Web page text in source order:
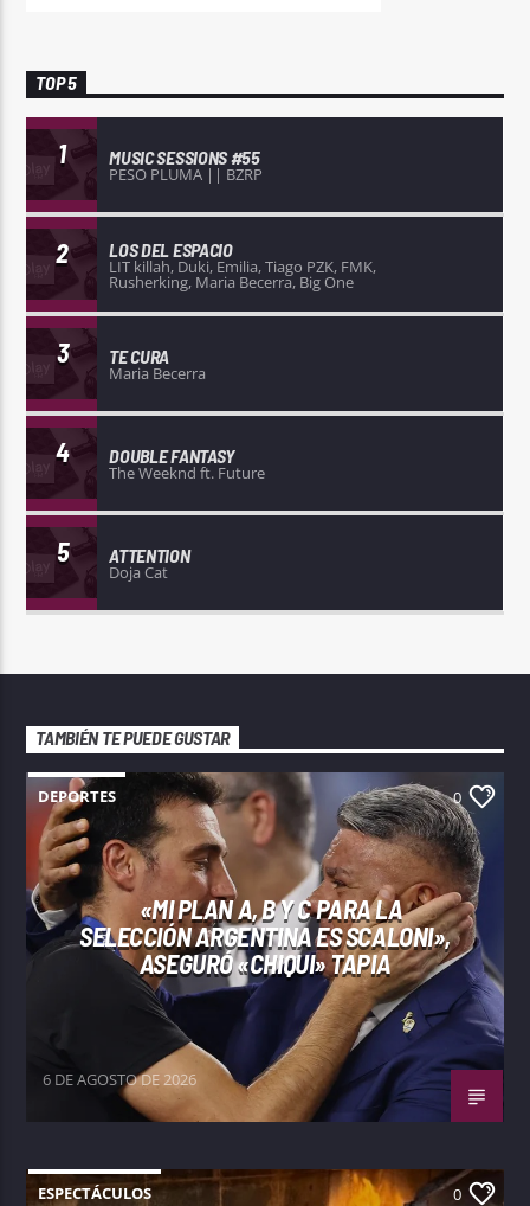
TOP 5
1 MUSIC SESSIONS #55
PESO PLUMA || BZRP
2 LOS DEL ESPACIO
LIT killah, Duki, Emilia, Tiago PZK, FMK,
Rusherking, Maria Becerra, Big One
3 TE CURA
Maria Becerra
4 DOUBLE FANTASY
The Weeknd ft. Future
5 ATTENTION
Doja Cat
TAMBIÉN TE PUEDE GUSTAR
DEPORTES 0
«MI PLAN A, B Y C PARA LA
SELECCIÓN ARGENTINA ES SCALONI»,
ASEGURÓ «CHIQUI» TAPIA
6 DE AGOSTO DE 2026
ESPECTÁCULOS 0